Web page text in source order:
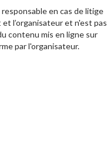
en cas de litige
l’organisateur et n'est pas
contenu mis en ligne sur
par l'organisateur.